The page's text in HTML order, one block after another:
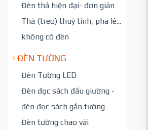
Đèn thả hiện đại- đơn giản
Thả (treo) thuỷ tinh, pha lê...
không có đèn
ĐÈN TƯỜNG
Đèn Tường LED
Đèn đọc sách đầu giường -
đèn đọc sách gắn tường
Đèn tường chao vải